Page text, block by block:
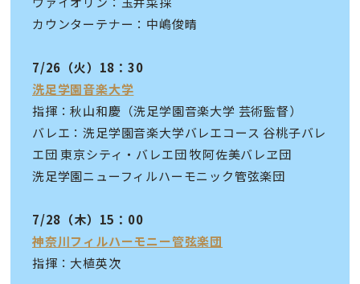
カウンターテナー：中嶋俊晴
7/26（火）18：30
洗足学園音楽大学
指揮：秋山和慶（洗足学園音楽大学 芸術監督）
バレエ：洗足学園音楽大学バレエコース 谷桃子バレ
エ団 東京シティ・バレエ団 牧阿佐美バレヱ団
洗足学園ニューフィルハーモニック管弦楽団
7/28（木）15：00
神奈川フィルハーモニー管弦楽団
指揮：大植英次